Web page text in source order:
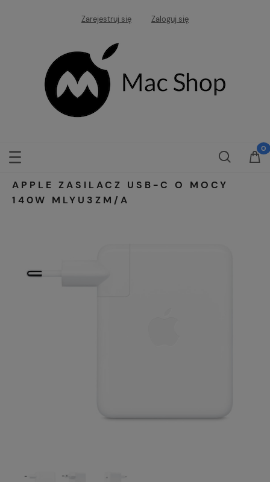
Zarejestruj się Zaloguj się
APPLE ZASILACZ USB-C O MOCY
140W MLYU3ZM/A